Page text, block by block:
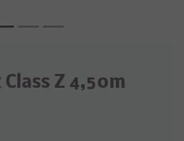
Z 4,50m